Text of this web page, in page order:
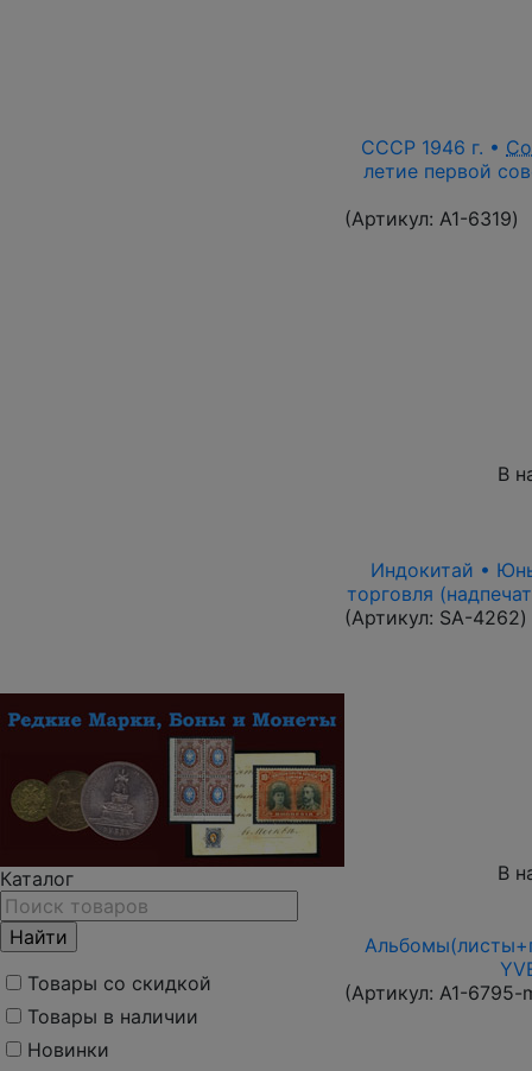
Каталог
Товары со скидкой
Товары в наличии
Новинки
СССР 1946 г. •
летие первой
(Артикул: A1-6319)
В
Индокитай •
торговля
(Артикул: SA-4262)
В
(Артикул: A1-6795-